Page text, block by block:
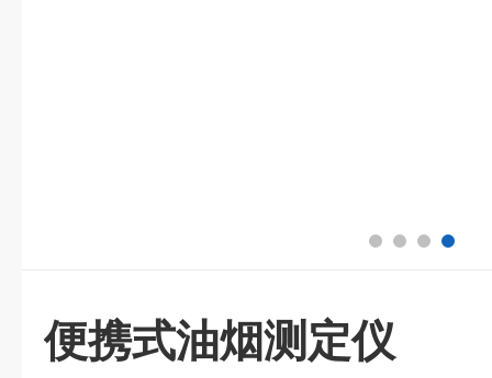
便携式油烟测定仪